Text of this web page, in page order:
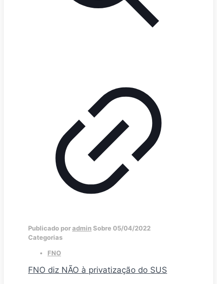
Publicado poradminSobre 05/04/2022
Categorias
FNO
FNO diz NÃO à privatização do SUS